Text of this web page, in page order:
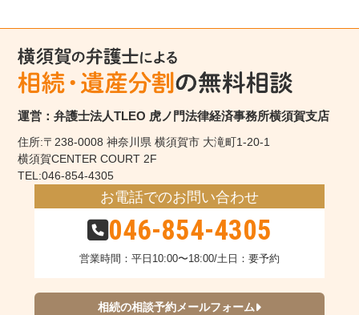
運営：弁護士法人TLEO 虎ノ門法律経済事務所横須賀支店
住所:〒238-0008 神奈川県 横須賀市 大滝町1-20-1
横須賀CENTER COURT 2F
TEL:046-854-4305
お電話でのお問い合わせ
046-854-4305
営業時間：平日10:00〜18:00/土日：要予約
相続の相談予約メールフォーム